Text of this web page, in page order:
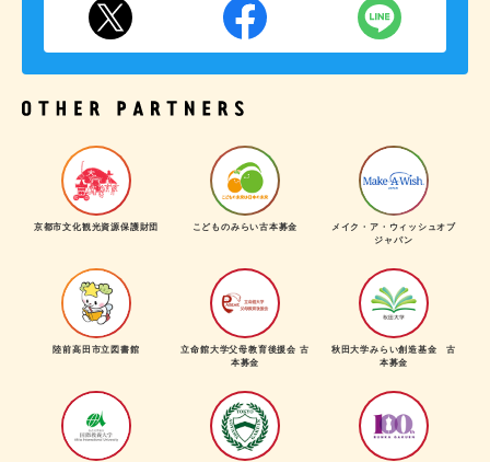
京都市文化観光資源保護財団 こどものみらい古本募金
メイク・ア・ウィッシュオブ
ジャパン
陸前高田市立図書館
立命館大学父母教育後援会 古
本募金
秋田大学みらい創造基金 古
本募金